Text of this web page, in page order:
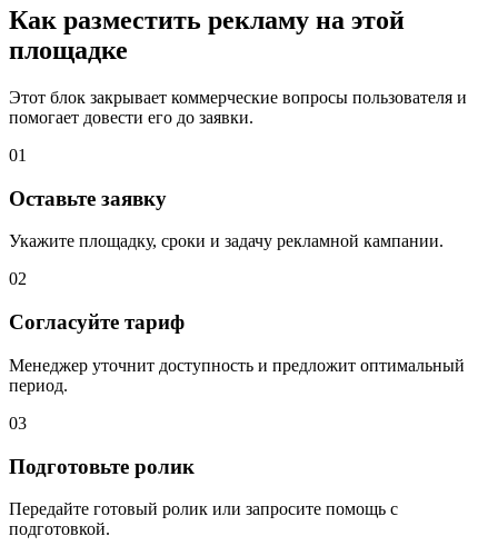
Как разместить рекламу на этой
площадке
Этот блок закрывает коммерческие вопросы пользователя и
помогает довести его до заявки.
01
Оставьте заявку
Укажите площадку, сроки и задачу рекламной кампании.
02
Согласуйте тариф
Менеджер уточнит доступность и предложит оптимальный
период.
03
Подготовьте ролик
Передайте готовый ролик или запросите помощь с
подготовкой.